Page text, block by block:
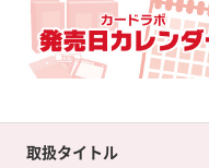
取扱タイトル